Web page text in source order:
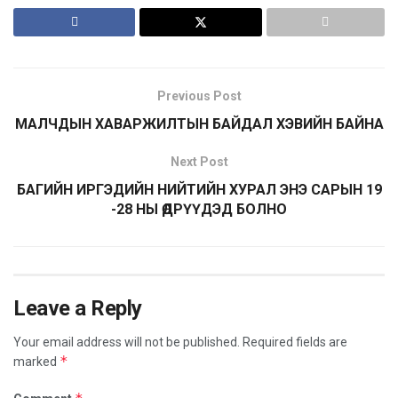
Previous Post
МАЛЧДЫН ХАВАРЖИЛТЫН БАЙДАЛ ХЭВИЙН БАЙНА
Next Post
БАГИЙН ИРГЭДИЙН НИЙТИЙН ХУРАЛ ЭНЭ САРЫН 19
-28 НЫ ӨДРҮҮДЭД БОЛНО
Leave a Reply
Your email address will not be published.
Required fields are
marked *